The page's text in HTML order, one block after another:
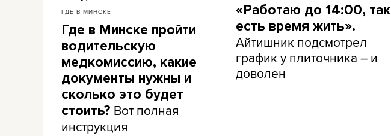
ГДЕ В МИНСКЕ
Где в Минске пройти
водительскую
медкомиссию, какие
документы нужны и
сколько это будет
стоить? Вот полная
инструкция
«Работаю до 14:00, так
есть время жить».
Айтишник подсмотрел
график у плиточника – и
доволен